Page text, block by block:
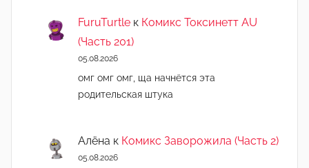
FuruTurtle к Комикс Токсинетт AU
(Часть 201)
05.08.2026
омг омг омг, ща начнëтся эта
родительская штука
Алёна к Комикс Заворожила (Часть 2)
05.08.2026